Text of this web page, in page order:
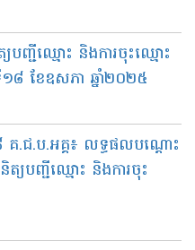
បញ្ជីឈ្មោះ និងការចុះឈ្មោះ
១៨ ខែឧសភា ឆ្នាំ២០២៥
.ជ.ប.អគ្គ៖ លទ្ធផលបណ្តោះ
ត្យបញ្ជីឈ្មោះ និងការចុះ